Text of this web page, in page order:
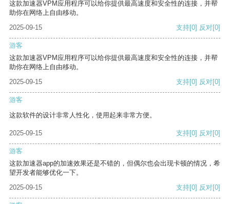
这款加速器VPM应用程序可以给你提供最高速度和安全性的连接，并帮
助你在网络上自由移动。
2025-09-15
支持[0] 反对[0]
游客
这款加速器VPM应用程序可以给你提供最高速度和安全性的连接，并帮
助你在网络上自由移动。
2025-09-15
支持[0] 反对[0]
游客
这款软件的设计非常人性化，使用起来非常方便。
2025-09-15 支持[0] 反对[0]
游客
这款加速器app的加速效果还是不错的，但偶尔也会出现卡顿的情况，希
望开发者能够优化一下。
2025-09-15
支持[0] 反对[0]